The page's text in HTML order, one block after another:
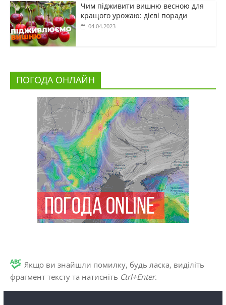
Чим підживити вишню весною для
кращого урожаю: дієві поради
04.04.2023
ПОГОДА ОНЛАЙН
Якщо ви знайшли помилку, будь ласка, виділіть
фрагмент тексту та натисніть Ctrl+Enter.